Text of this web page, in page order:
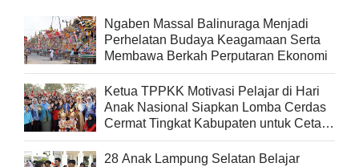
Ngaben Massal Balinuraga Menjadi
Perhelatan Budaya Keagamaan Serta
Membawa Berkah Perputaran Ekonomi
Ketua TPPKK Motivasi Pelajar di Hari
Anak Nasional Siapkan Lomba Cerdas
Cermat Tingkat Kabupaten untuk Cetak
Generasi Berprestasi
28 Anak Lampung Selatan Belajar